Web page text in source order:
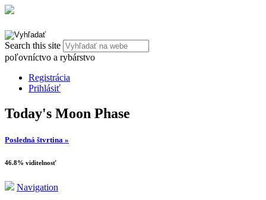
Search this site
poľovníctvo a rybárstvo
Registrácia
Prihlásiť
Today's Moon Phase
Posledná štvrtina »
46.8% viditelnosť
Navigation